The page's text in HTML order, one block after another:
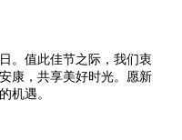
。值此佳节之际，我们衷
康，共享美好时光。愿新
机遇。